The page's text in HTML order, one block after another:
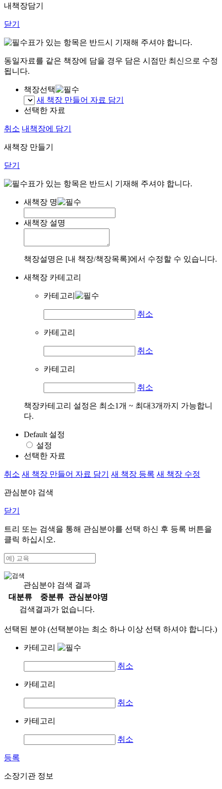
내책장담기
닫기
표가 있는 항목은 반드시 기재해 주셔야 합니다.
동일자료를 같은 책장에 담을 경우 담은 시점만 최신으로 수정
됩니다.
책장선택
새 책장 만들어 자료 담기
선택한 자료
취소 내책장에 담기
새책장 만들기
닫기
표가 있는 항목은 반드시 기재해 주셔야 합니다.
새책장 명
새책장 설명
책장설명은 [내 책장/책장목록]에서 수정할 수 있습니다.
새책장 카테고리
카테고리
취소
카테고리
취소
카테고리
취소
책장카테고리 설정은 최소1개 ~ 최대3개까지 가능합니
다.
Default 설정
설정
선택한 자료
취소 새 책장 만들어 자료 담기 새 책장 등록 새 책장 수정
관심분야 검색
닫기
트리 또는 검색을 통해 관심분야를 선택 하신 후 등록 버튼을
클릭 하십시오.
관심분야 검색 결과
대분류
중분류
관심분야명
검색결과가 없습니다.
선택된 분야 (선택분야는 최소 하나 이상 선택 하셔야 합니다.)
카테고리
취소
카테고리
취소
카테고리
취소
등록
소장기관 정보